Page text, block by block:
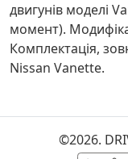
двигунів моделі
момент).
Комплектація,
Nissan Vanette.
©2026.